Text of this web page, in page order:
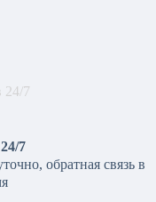
7
обратная связь в